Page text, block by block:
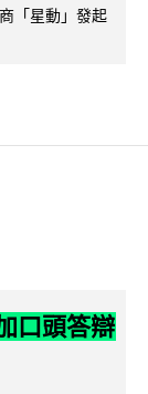
「星動」發起
口頭答辯